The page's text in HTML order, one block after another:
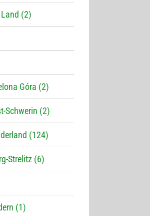
(2)
Góra (2)
Schwerin (2)
(124)
Strelitz (6)
(1)